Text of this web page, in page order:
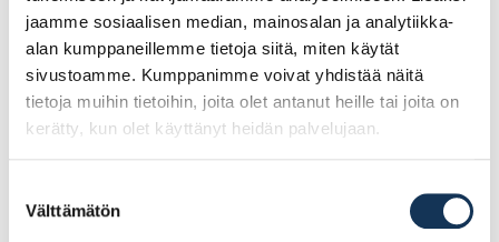
jaamme sosiaalisen median, mainosalan ja analytiikka-
alan kumppaneillemme tietoja siitä, miten käytät
sivustoamme. Kumppanimme voivat yhdistää näitä
tietoja muihin tietoihin, joita olet antanut heille tai joita on
kerätty, kun olet käyttänyt heidän palvelujaan.
valinta
Välttämätön
Helaform, liitoskappale